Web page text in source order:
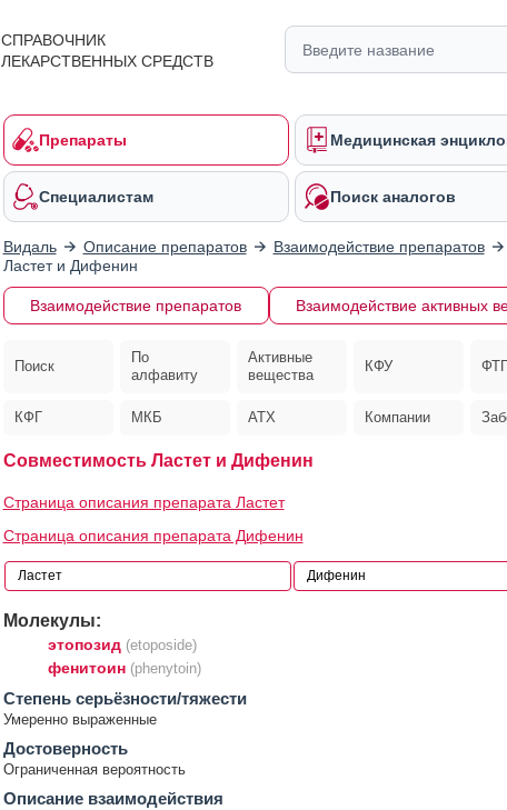
СПРАВОЧНИК
ЛЕКАРСТВЕННЫХ СРЕДСТВ
Препараты Медицинская
Специалистам Поиск аналогов
Видаль Описание препаратов
Взаимодействие препаратов
Ластет и Дифенин
Взаимодействие препаратов Взаимодействие активных
Поиск
По
алфавиту
Активные
вещества
КФУ ФТГ
КФГ МКБ АТХ Компании
Совместимость Ластет и Дифенин
Страница описания препарата Ластет
Страница описания препарата Дифенин
Молекулы:
этопозид (etoposide)
фенитоин (phenytoin)
Cтепень серьёзности/тяжести
Умеренно выраженные
Достоверность
Ограниченная вероятность
Описание взаимодействия